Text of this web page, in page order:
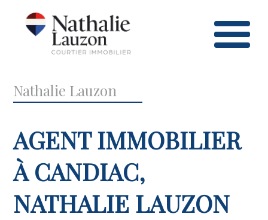
Nathalie Lauzon
AGENT IMMOBILIER
À CANDIAC,
NATHALIE LAUZON